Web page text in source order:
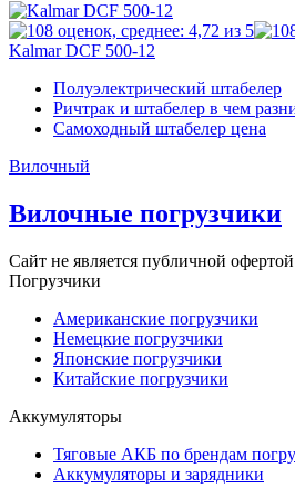
Kalmar DCF 500-12
Полуэлектрический штабелер
Ричтрак и штабелер в чем
Самоходный штабелер цена
Вилочный
Вилочные погрузчики
Сайт не является публичной офертой
Погрузчики
Американские погрузчики
Немецкие погрузчики
Японские погрузчики
Китайские погрузчики
Аккумуляторы
Тяговые АКБ по брендам
Аккумуляторы и зарядники